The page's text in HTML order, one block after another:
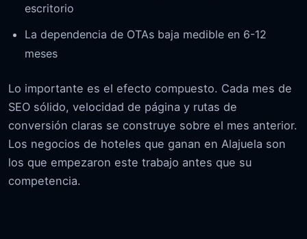
escritorio
La dependencia de OTAs baja medible en 6-12
meses
Lo importante es el efecto compuesto. Cada mes de
SEO sólido, velocidad de página y rutas de
conversión claras se construye sobre el mes anterior.
Los negocios de hoteles que ganan en Alajuela son
los que empezaron este trabajo antes que su
competencia.